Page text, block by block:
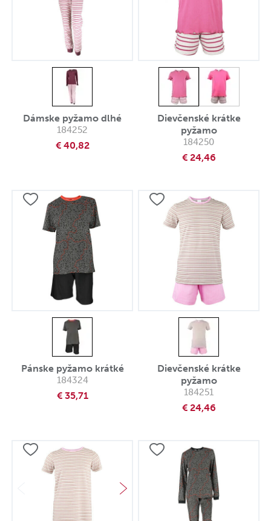
Dámske pyžamo dlhé
184252
€ 40,82
Dievčenské krátke
pyžamo
184250
€ 24,46
Pánske pyžamo krátké
184324
€ 35,71
Dievčenské krátke
pyžamo
184251
€ 24,46